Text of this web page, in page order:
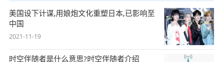
美国设下计谋,用娘炮文化重塑日本,已影响至
中国
2021-11-19
时空伴随者是什么意思?时空伴随者介绍